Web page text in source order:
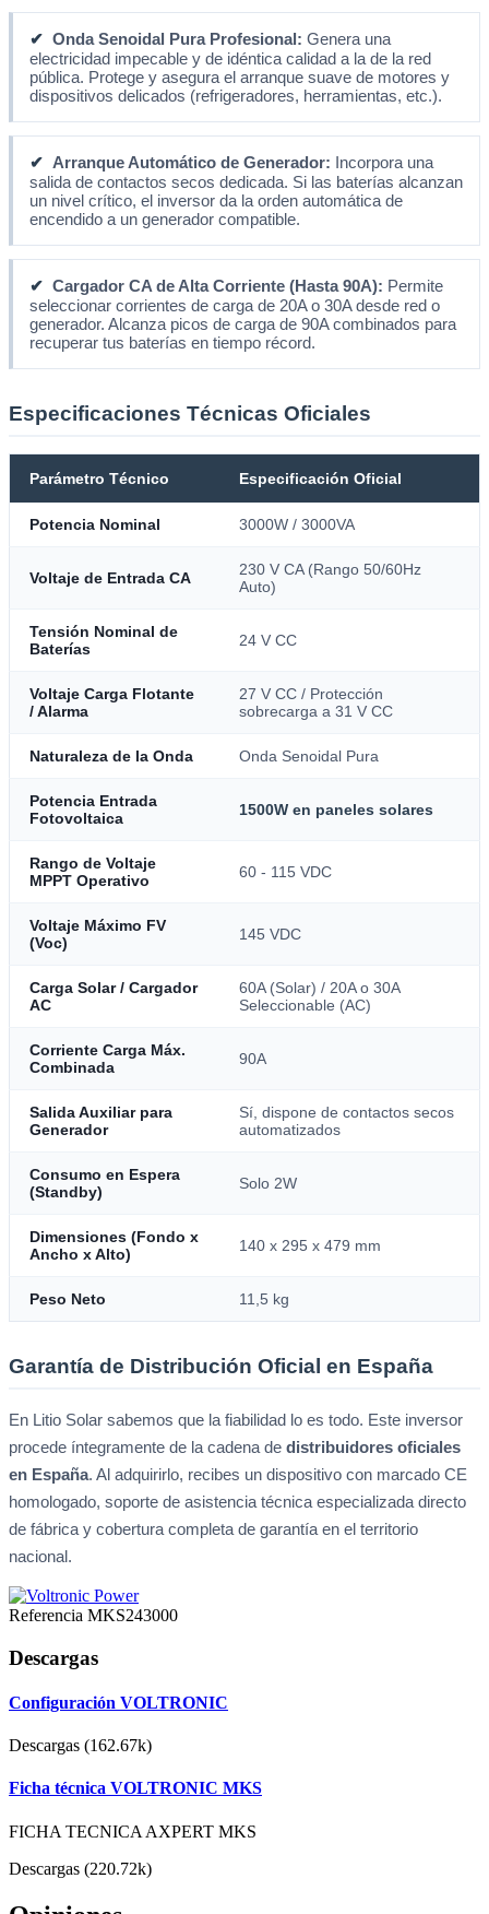
✔ Onda Senoidal Pura Profesional: Genera una
electricidad impecable y de idéntica calidad a la de la red
pública. Protege y asegura el arranque suave de motores y
dispositivos delicados (refrigeradores, herramientas, etc.).
✔ Arranque Automático de Generador: Incorpora una
salida de contactos secos dedicada. Si las baterías alcanzan
un nivel crítico, el inversor da la orden automática de
encendido a un generador compatible.
✔ Cargador CA de Alta Corriente (Hasta 90A): Permite
seleccionar corrientes de carga de 20A o 30A desde red o
generador. Alcanza picos de carga de 90A combinados para
recuperar tus baterías en tiempo récord.
Especificaciones Técnicas Oficiales
Parámetro Técnico Especificación Oficial
Potencia Nominal 3000W / 3000VA
Voltaje de Entrada CA
230 V CA (Rango 50/60Hz
Auto)
Tensión Nominal de
Baterías
24 V CC
Voltaje Carga Flotante
/ Alarma
27 V CC / Protección
sobrecarga a 31 V CC
Naturaleza de la Onda Onda Senoidal Pura
Potencia Entrada
Fotovoltaica
1500W en paneles solares
Rango de Voltaje
MPPT Operativo
60 - 115 VDC
Voltaje Máximo FV
(Voc)
145 VDC
Carga Solar / Cargador
AC
60A (Solar) / 20A o 30A
Seleccionable (AC)
Corriente Carga Máx.
Combinada
90A
Salida Auxiliar para
Generador
Sí, dispone de contactos secos
automatizados
Consumo en Espera
(Standby)
Solo 2W
Dimensiones (Fondo x
Ancho x Alto)
140 x 295 x 479 mm
Peso Neto 11,5 kg
Garantía de Distribución Oficial en España
En Litio Solar sabemos que la fiabilidad lo es todo. Este inversor
procede íntegramente de la cadena de distribuidores oficiales
en España. Al adquirirlo, recibes un dispositivo con marcado CE
homologado, soporte de asistencia técnica especializada directo
de fábrica y cobertura completa de garantía en el territorio
nacional.
Referencia MKS243000
Descargas
Configuración VOLTRONIC
Descargas (162.67k)
Ficha técnica VOLTRONIC MKS
FICHA TECNICA AXPERT MKS
Descargas (220.72k)